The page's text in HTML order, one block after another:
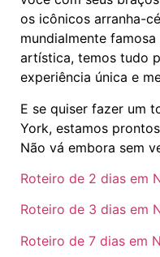
os icônicos arranha-
mundialmente
artística, temos tudo
experiência única e
E se quiser fazer um
York, estamos
Não vá embora sem
Roteiro de 2 dias em
Roteiro de 3 dias em
Roteiro de 7 dias em